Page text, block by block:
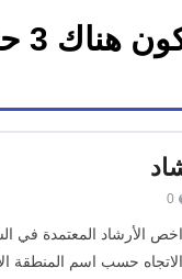
0
الأرشاد المعتمدة في
الاتجاه حسب اسم المنطقة